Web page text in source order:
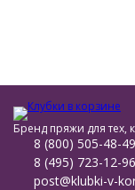
Бренд пряжи для тех,
8 (800) 505-48-49
8 (495) 723-12-96
post@klubki-v-